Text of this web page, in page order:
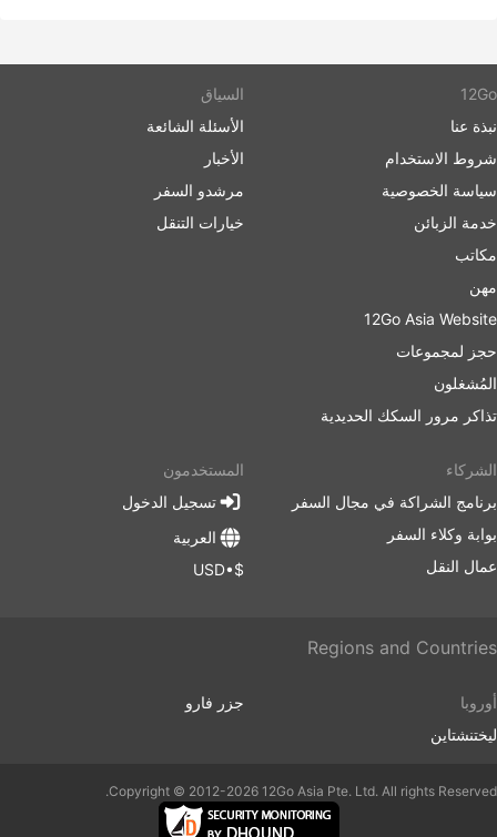
12Go
نبذة عنا
شروط الاستخدام
سياسة الخصوصية
خدمة الزبائن
مكاتب
مهن
12Go Asia Website
حجز لمجموعات
المُشغلون
تذاكر مرور السكك الحديدية
السياق
الأسئلة الشائعة
الأخبار
مرشدو السفر
خيارات التنقل
الشركاء
برنامج الشراكة في مجال السفر
بوابة وكلاء السفر
عمال النقل
المستخدمون
تسجيل الدخول
العربية
$•USD
Regions and Countries
أوروبا
ليختنشتاين
جزر فارو
Copyright © 2012-2026 12Go Asia Pte. Ltd. All rights Reserved.